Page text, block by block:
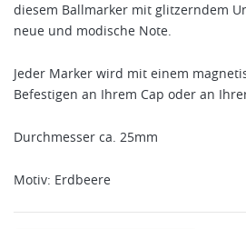
diesem Ballmarker mit glitzerndem
neue und modische Note.
Jeder Marker wird mit einem
Befestigen an Ihrem Cap oder an
Durchmesser ca. 25mm
Motiv: Erdbeere